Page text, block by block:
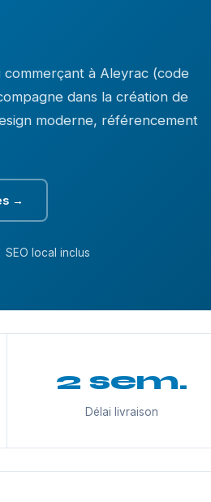
à Aleyrac (code
dans la création de
moderne, référencement
→
SEO local inclus
2 sem.
Délai livraison